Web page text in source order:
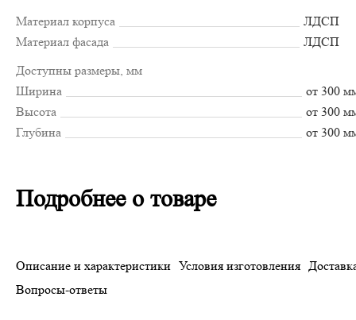
Материал корпуса
ЛДСП
Материал фасада
ЛДСП
Доступны размеры, мм
Ширина
от 300
Высота
от 300
Глубина
от 300
Подробнее о товаре
Описание и характеристики Условия изготовления
Вопросы-ответы